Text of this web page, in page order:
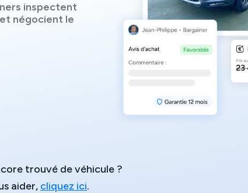
inspectent
négocient le
trouvé de véhicule ?
aider, cliquez ici.